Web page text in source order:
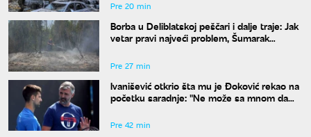
Pre 20 min
Borba u Deliblatskoj peščari i dalje traje: Jak
vetar pravi najveći problem, Šumarak
Pre 27 min
Ivanišević otkrio šta mu je Đoković rekao na
početku saradnje: "Ne može sa mnom da
Pre 42 min